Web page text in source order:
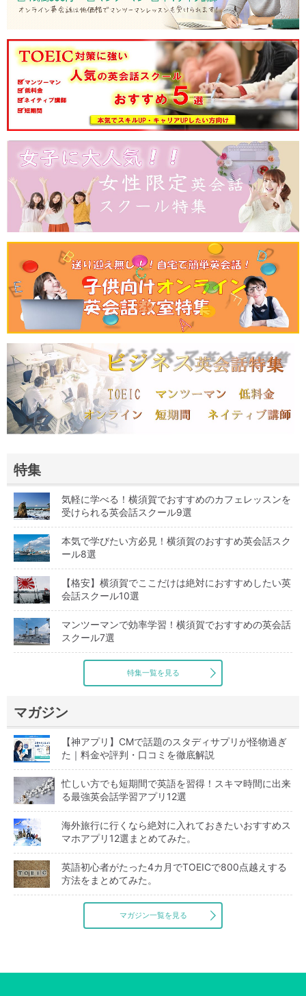
特集
気軽に学べる！横須賀でおすすめのカフェレッスンを
受けられる英会話スクール9選
本気で学びたい方必見！横須賀のおすすめ英会話スク
ール8選
【格安】横須賀でここだけは絶対におすすめしたい英
会話スクール10選
マンツーマンで効率学習！横須賀でおすすめの英会話
スクール7選
特集一覧を見る
マガジン
【神アプリ】CMで話題のスタディサプリが怪物過ぎ
た｜料金や評判・口コミを徹底解説
忙しい方でも短期間で英語を習得！スキマ時間に出来
る最強英会話学習アプリ12選
海外旅行に行くなら絶対に入れておきたいおすすめス
マホアプリ12選まとめてみた。
英語初心者がたった4カ月でTOEICで800点越えする
方法をまとめてみた。
マガジン一覧を見る